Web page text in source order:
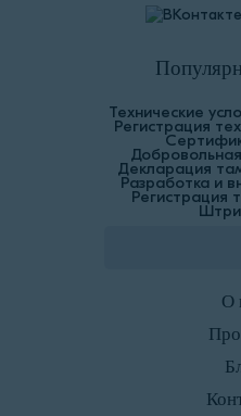
Технические
Регистрация
Декларация
Разработка и
Регистрация
О